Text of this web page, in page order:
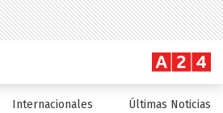
Internacionales Últimas Noticias